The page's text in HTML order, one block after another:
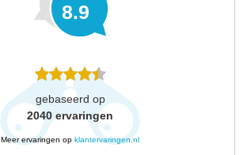
8.9
gebaseerd op
2040 ervaringen
Meer ervaringen op klantervaringen.nl